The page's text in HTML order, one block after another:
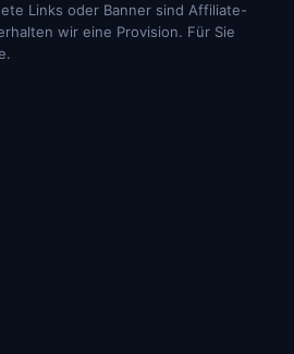
Links oder Banner sind Affiliate-
wir eine Provision. Für Sie